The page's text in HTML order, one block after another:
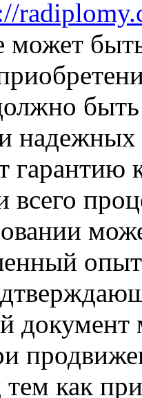
может
гарантию
всего
как